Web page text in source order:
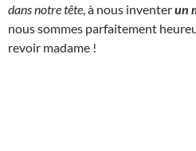
dans notre tête , à nous inventerun
nous sommes parfaitement
revoir madame !